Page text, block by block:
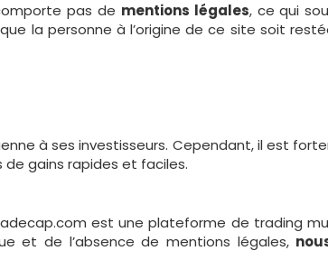
pas de mentions légales, ce qui
la personne à l’origine de ce site soit
à ses investisseurs. Cependant, il est
gains rapides et faciles.
est une plateforme de trading
et de l’absence de mentions légales,